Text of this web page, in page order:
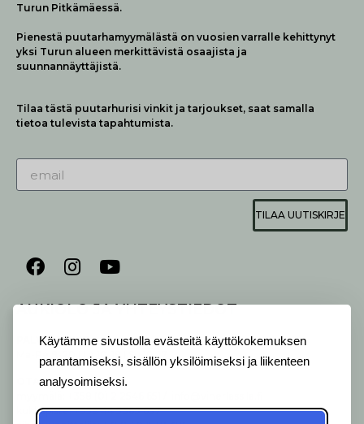
Käytämme sivustolla evästeitä käyttökokemuksen
parantamiseksi, sisällön yksilöimiseksi ja liikenteen
analysoimiseksi.
Turun Pitkämäessä.
Pienestä puutarhamyymälästä on vuosien varralle kehittynyt
yksi Turun alueen merkittävistä osaajista ja
suunnannäyttäjistä.
Tilaa tästä puutarhurisi vinkit ja tarjoukset, saat samalla
tietoa tulevista tapahtumista.
TILAA UUTISKIRJE
AUKIOLO JA YHTEYSTIEDOT
ALVELEMME:
Ma-Pe 9-20 I La 10-18 I Su 10-17
OTA YHTEYTTÄ:
kukkapiste: +358 44 5369 657